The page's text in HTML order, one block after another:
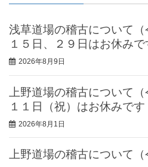
浅草道場の稽古について
１５日、２９日はお休みで
2026年8月9日
上野道場の稽古について
１１日（祝）はお休みです
2026年8月1日
上野道場の稽古について（